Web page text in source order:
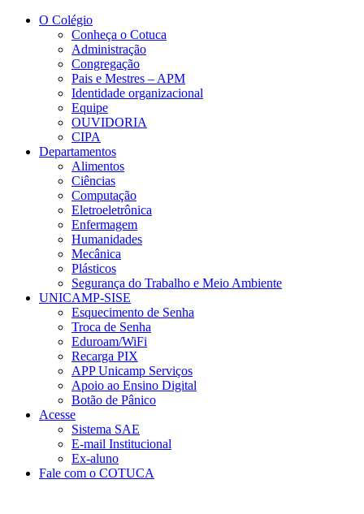
Conteúdo principal
O Colégio
Conheça o Cotuca
Administração
Congregação
Pais e Mestres – APM
Identidade organizacional
Equipe
OUVIDORIA
CIPA
Departamentos
Alimentos
Ciências
Computação
Eletroeletrônica
Enfermagem
Humanidades
Mecânica
Plásticos
Segurança do Trabalho e Meio Ambiente
UNICAMP-SISE
Esquecimento de Senha
Troca de Senha
Eduroam/WiFi
Recarga PIX
APP Unicamp Serviços
Apoio ao Ensino Digital
Botão de Pânico
Acesse
Sistema SAE
E-mail Institucional
Ex-aluno
Fale com o COTUCA